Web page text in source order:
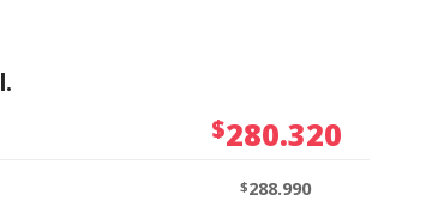
$280.320
$288.990